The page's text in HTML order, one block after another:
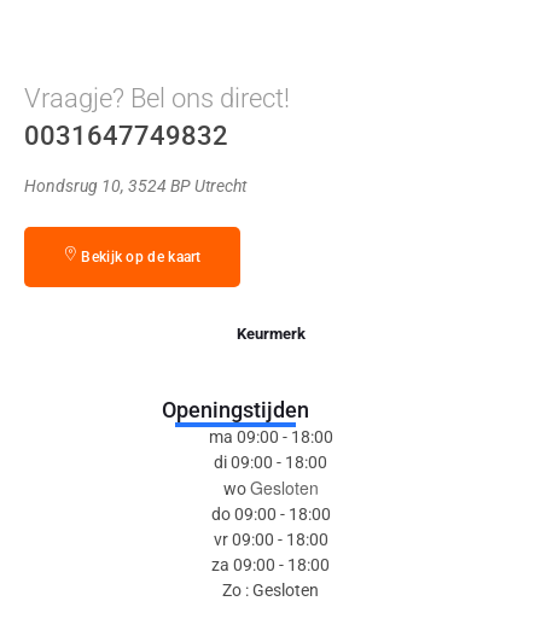
Vraagje? Bel ons direct!
0031647749832
Hondsrug 10, 3524 BP Utrecht
Bekijk op de kaart
Keurmerk
Openingstijden
ma 09:00 - 18:00
di 09:00 - 18:00
woGesloten
do 09:00 - 18:00
vr 09:00 - 18:00
za 09:00 - 18:00
Zo : Gesloten